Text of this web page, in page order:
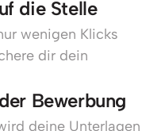
die Stelle
wenigen Klicks
dir dein
Bewerbung
deine Unterlagen